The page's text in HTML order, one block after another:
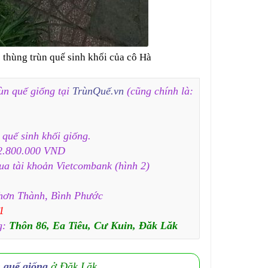
trùn quế sinh khối của cô Hà
quế giống tại TrùnQuế.vn (cũng chính là:
sinh khối giống.
VND
tài khoản Vietcombank (hình 2)
Thành, Bình Phước
Thôn 86, Ea Tiêu, Cư Kuin, Đăk Lăk